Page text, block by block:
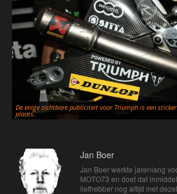
De enige zichtbare publiciteit voor Triumph is een
plaats.
Jan Boer
Jan Boer werkte jarenlang
MOTO73 en doet dat
liefhebber nog altijd met